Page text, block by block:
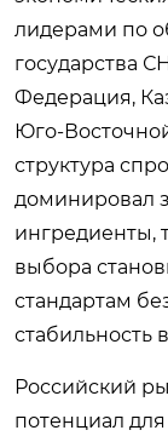
лидерами по
государства
Федерация,
Юго-
структура
доминировал
ингредиенты,
выбора
стандартам
стабильность
Российский
потенциал